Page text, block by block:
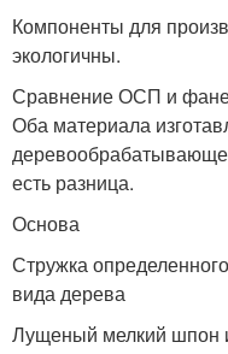
Компоненты для
экологичны.
Сравнение ОСП и
Оба материала
есть разница.
Основа
Стружка
вида дерева
Лущеный мелкий шпон